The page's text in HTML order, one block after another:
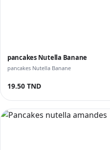
pancakes Nutella Banane
pancakes Nutella Banane
19.50 TND